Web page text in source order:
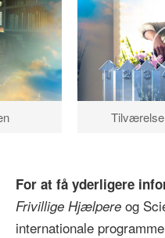
For at få yderligere
Frivillige Hjælpere og
internationale